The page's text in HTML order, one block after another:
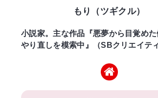
もり（ツギクル）
小説家。主な作品『悪夢から目覚め
やり直しを模索中』（SBクリエイテ